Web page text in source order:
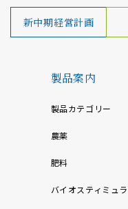
新中期経営計画
製品案内
製品カテゴリー
農薬
肥料
バイオスティミュ